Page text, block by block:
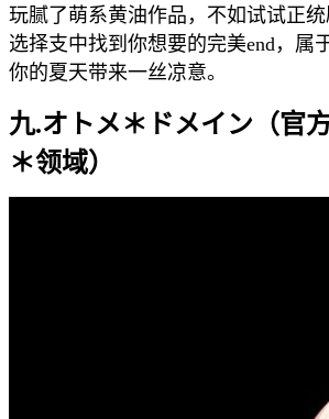
玩腻了萌系黄油作品，不如试试正
选择支中找到你想要的完美end，属
你的夏天带来一丝凉意。
九.オトメ＊ドメイン（官
＊领域）